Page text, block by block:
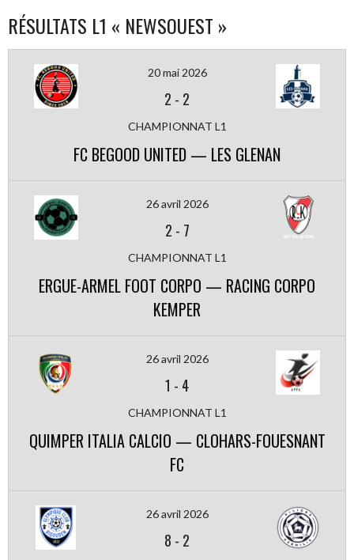
RÉSULTATS L1 « NEWSOUEST »
20 mai 2026
2 - 2
CHAMPIONNAT L1
FC BEGOOD UNITED — LES GLENAN
26 avril 2026
2 - 7
CHAMPIONNAT L1
ERGUE-ARMEL FOOT CORPO — RACING CORPO
KEMPER
26 avril 2026
1 - 4
CHAMPIONNAT L1
QUIMPER ITALIA CALCIO — CLOHARS-FOUESNANT
FC
26 avril 2026
8 - 2